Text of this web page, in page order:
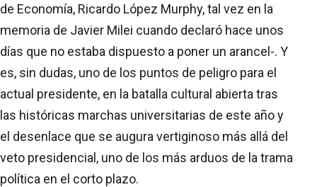
de Economía, Ricardo López Murphy, tal vez en la
memoria de Javier Milei cuando declaró hace unos
días que no estaba dispuesto a poner un arancel-. Y
es, sin dudas, uno de los puntos de peligro para el
actual presidente, en la batalla cultural abierta tras
las históricas marchas universitarias de este año y
el desenlace que se augura vertiginoso más allá del
veto presidencial, uno de los más arduos de la trama
política en el corto plazo.